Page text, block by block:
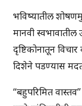
भविष्यातील
मानवी स्वभावातील
दृष्टिकोनातून
दिशेने पडण्यास
“बहुपरिमित